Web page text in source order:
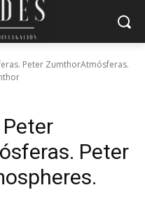
Peter ZumthorAtmósferas.
Peter